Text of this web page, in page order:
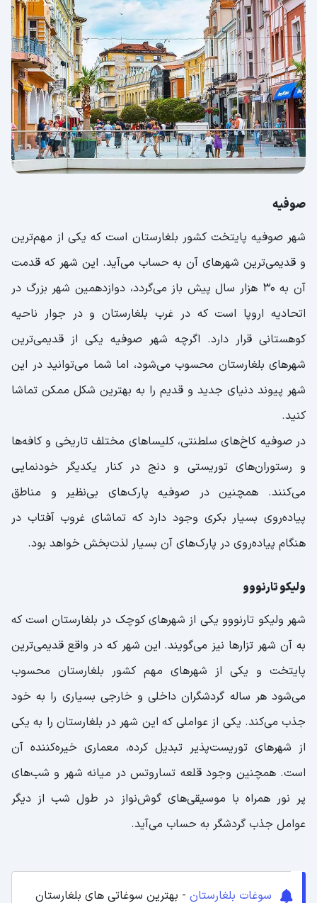
صوفیه
شهر صوفیه پایتخت کشور بلغارستان است که یکی از مهم‌ترین
و قدیمی‌ترین شهرهای آن به حساب می‌آید. این شهر که قدمت
آن به ۳۰ هزار سال پیش باز می‌گردد، دوازدهمین شهر بزرگ در
اتحادیه اروپا است که در غرب بلغارستان و در جوار ناحیه
کوهستانی قرار دارد. اگرچه شهر صوفیه یکی از قدیمی‌ترین
شهرهای بلغارستان محسوب می‌شود، اما شما می‌توانید در این
شهر پیوند دنیای جدید و قدیم را به بهترین شکل ممکن تماشا
کنید.
در صوفیه کاخ‌های سلطنتی، کلیسا‌های مختلف تاریخی و کافه‌ها
و رستوران‌های توریستی و دنج در کنار یکدیگر خودنمایی
می‌کنند. همچنین در صوفیه پارک‌های بی‌نظیر و مناطق
پیاده‌روی بسیار بکری وجود دارد که تماشای غروب آفتاب در
هنگام پیاده‌روی در پارک‌های آن بسیار لذت‌بخش خواهد بود.
ولیکو تارنووو
شهر ولیکو تارنووو یکی از شهرهای کوچک در بلغارستان است که
به آن شهر تزارها نیز می‌گویند. این شهر که در واقع قدیمی‌ترین
پایتخت و یکی از شهرهای مهم کشور بلغارستان محسوب
می‌شود هر ساله گردشگران داخلی و خارجی بسیاری را به خود
جذب می‌کند. یکی از عواملی که این شهر در بلغارستان را به یکی
از شهرهای توریست‌پذیر تبدیل کرده، معماری خیره‌کننده آن
است. همچنین وجود قلعه تساروتس در میانه شهر و شب‌های
پر نور همراه با موسیقی‌های گوش‌نواز در طول شب از دیگر
عوامل جذب گردشگر به حساب می‌آید.
سوغات بلغارستان - بهترین سوغاتی های بلغارستان